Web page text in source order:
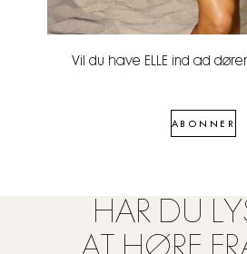
Vil du have ELLE ind ad
ABONNER
HAR DU